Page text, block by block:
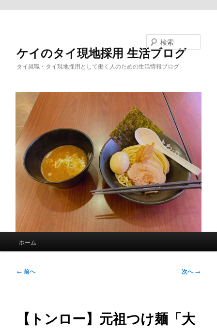
ケイのタイ現地採用 生活ブログ
タイ就職・タイ現地採用として働く人のための生活情報ブログ
ホーム
投← 前へ 次へ→
【トンロー】元祖つけ麺「大